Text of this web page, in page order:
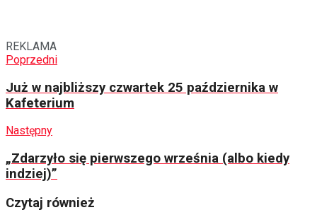
REKLAMA
Poprzedni
Już w najbliższy czwartek 25 października w
Kafeterium
Następny
„Zdarzyło się pierwszego września (albo kiedy
indziej)”
Czytaj również